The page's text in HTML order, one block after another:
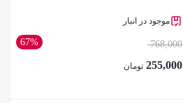
موجود در انبار
67% 768,000
255,000 تومان